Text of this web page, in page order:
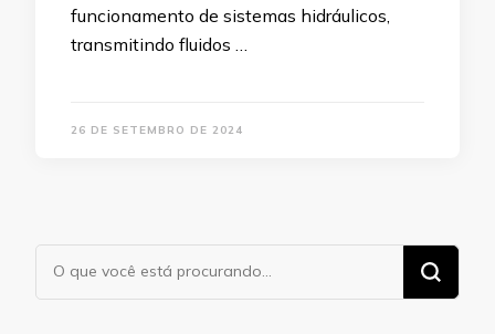
funcionamento de sistemas hidráulicos,
transmitindo fluidos …
26 DE SETEMBRO DE 2024
Procurando
algo?